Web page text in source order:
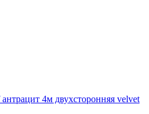
4м двухсторонняя velvet